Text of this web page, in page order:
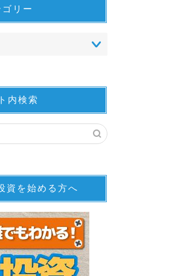
ゴリー
内検索
資を始める方へ